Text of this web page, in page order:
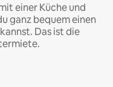
einer Küche und
ganz bequem einen
Das ist die